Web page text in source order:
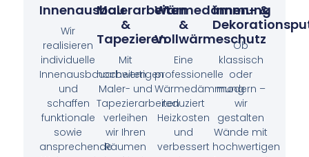
Innenausbau
Wir
realisieren
individuelle
Innenausbauarbeiten
und
schaffen
funktionale
sowie
ansprechende
Malerarbeiten
&
Tapezieren
Mit
hochwertigen
Maler- und
Tapezierarbeiten
verleihen
wir Ihren
Räumen
Wärmedämmung
&
Vollwärmeschutz
Eine
professionelle
Wärmedämmung
reduziert
Heizkosten
und
verbessert
Innen- &
Ob
klassisch
oder
modern –
wir
gestalten
Wände mit
hochwertigen